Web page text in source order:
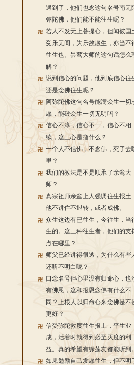
遇到了，他们也念这句名号南无
弥陀佛，他们能不能往生呢？
若人不发无上菩提心，但闻彼国
受乐无间，为乐故愿生，亦当不
往生也。昙鸾大师的这句话怎么
解？
说到信心的问题，他到底信心往
还是念佛往生呢？
阿弥陀佛这句名号能满众生一切
愿，能破众生一切无明吗？
信心不淳，信心不一，信心不相
续，这三心是指什么？
一个人不信佛，不念佛，死了去
里？
我们的教法是不是顺承了亲鸾大
师？
真宗祖师亲鸾上人强调往生报土
他不讲住不退转，或者成佛。
众生这边有已往生，今往生，当
生的。这三种往生者，他们的支
点在哪里？
师父已经讲得很透，为什么有些
还听不明白呢？
口念名号但心里没有归命心，也
有佛恩，这和报恩念佛有什么不
同？上根人以归命心来念佛是不
更好？
信受弥陀救度往生报土，平生业
成，活着时就得到必至灭度的利
益。真的希望有缘莲友都能听到
如果勉励自己发愿往生，但不明